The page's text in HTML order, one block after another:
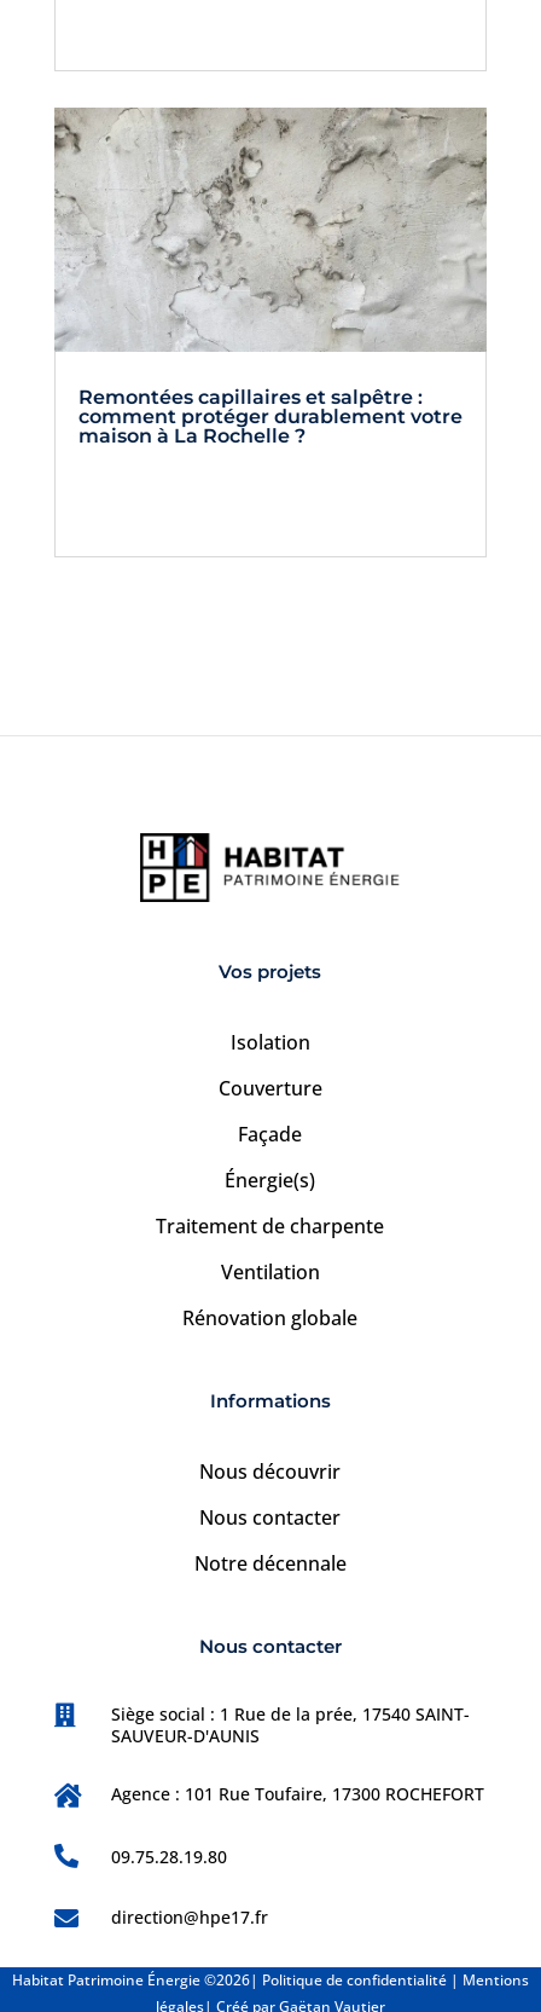
Remontées capillaires et salpêtre :
comment protéger durablement votre
maison à La Rochelle ?
Vos projets
Isolation
Couverture
Façade
Énergie(s)
Traitement de charpente
Ventilation
Rénovation globale
Informations
Nous découvrir
Nous contacter
Notre décennale
Nous contacter

Siège social : 1 Rue de la prée, 17540 SAINT-
SAUVEUR-D'AUNIS
 Agence : 101 Rue Toufaire, 17300 ROCHEFORT
 09.75.28.19.80
 direction@hpe17.fr
Habitat Patrimoine Énergie ©2026| Politique de confidentialité | Mentions
légales| Créé parGaëtan Vautier